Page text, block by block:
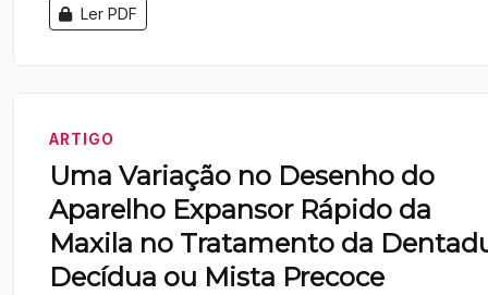
Ler PDF
ARTIGO
Uma Variação no Desenho do
Aparelho Expansor Rápido da
Maxila no Tratamento da
Decídua ou Mista Precoce